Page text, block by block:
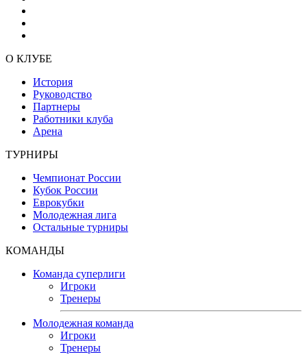
О КЛУБЕ
История
Руководство
Партнеры
Работники клуба
Арена
ТУРНИРЫ
Чемпионат России
Кубок России
Еврокубки
Молодежная лига
Остальные турниры
КОМАНДЫ
Команда суперлиги
Игроки
Тренеры
Молодежная команда
Игроки
Тренеры